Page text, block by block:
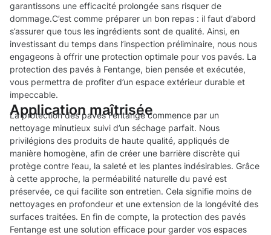
garantissons une efficacité prolongée sans risquer de
dommage.C’est comme préparer un bon repas : il faut d’abord
s’assurer que tous les ingrédients sont de qualité. Ainsi, en
investissant du temps dans l’inspection préliminaire, nous nous
engageons à offrir une protection optimale pour vos pavés. La
protection des pavés à Fentange, bien pensée et exécutée,
vous permettra de profiter d’un espace extérieur durable et
impeccable.
Application maîtrisée
La protection des pavés Fentange commence par un
nettoyage minutieux suivi d’un séchage parfait. Nous
privilégions des produits de haute qualité, appliqués de
manière homogène, afin de créer une barrière discrète qui
protège contre l’eau, la saleté et les plantes indésirables. Grâce
à cette approche, la perméabilité naturelle du pavé est
préservée, ce qui facilite son entretien. Cela signifie moins de
nettoyages en profondeur et une extension de la longévité des
surfaces traitées. En fin de compte, la protection des pavés
Fentange est une solution efficace pour garder vos espaces